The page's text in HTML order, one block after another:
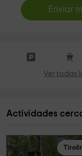
Enviar
Ver todas
Actividades